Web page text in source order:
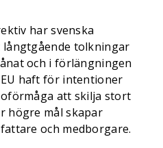
har svenska
tolkningar
och i förlängningen
haft för intentioner
att skilja stort
högre mål skapar
och medborgare.